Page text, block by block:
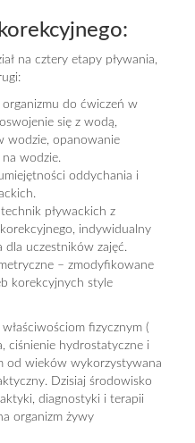
na cztery etapy pływania,
do ćwiczeń w
się z wodą,
wodzie, opanowanie
na wodzie.
oddychania i
pływackich z
indywidualny
dla uczestników zajęć.
– zmodyfikowane
korekcyjnych style
fizycznym (
ciśnienie hydrostatyczne i
od wieków wykorzystywana
Dzisiaj środowisko
diagnostyki i terapii
organizm żywy